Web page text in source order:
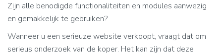
Zijn alle benodigde functionaliteiten en modules aanwezig
en gemakkelijk te gebruiken?
Wanneer u een serieuze website verkoopt, vraagt dat om
serieus onderzoek van de koper. Het kan zijn dat deze